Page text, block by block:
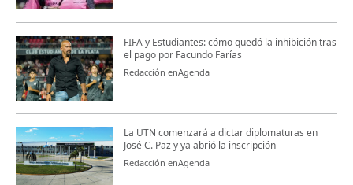
FIFA y Estudiantes: cómo quedó la inhibición tras
el pago por Facundo Farías
Redacción enAgenda
La UTN comenzará a dictar diplomaturas en
José C. Paz y ya abrió la inscripción
Redacción enAgenda